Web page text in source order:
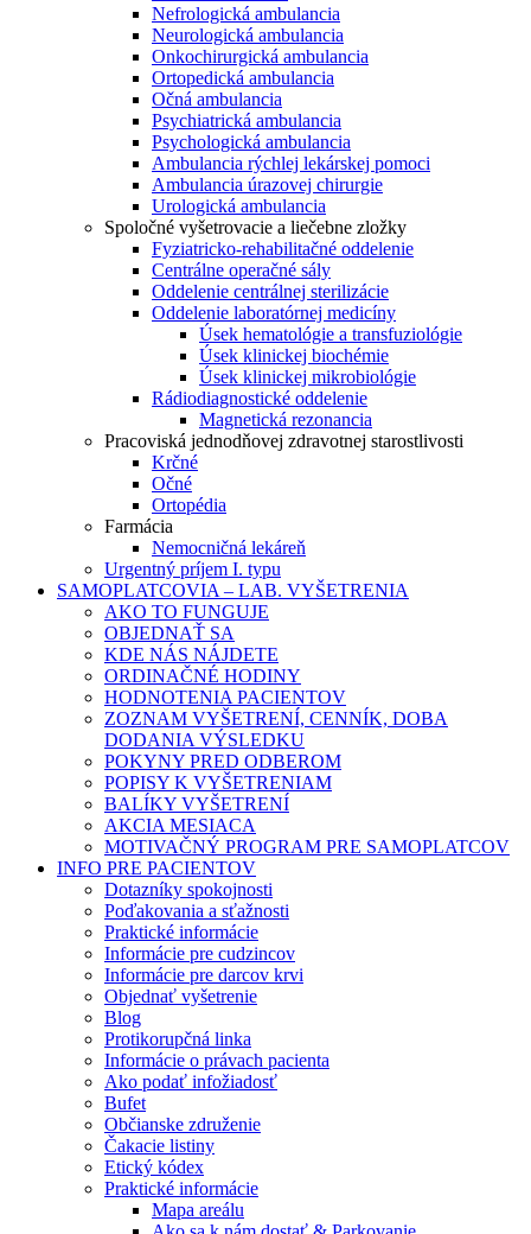
Nefrologická ambulancia
Neurologická ambulancia
Onkochirurgická ambulancia
Ortopedická ambulancia
Očná ambulancia
Psychiatrická ambulancia
Psychologická ambulancia
Ambulancia rýchlej lekárskej pomoci
Ambulancia úrazovej chirurgie
Urologická ambulancia
Spoločné vyšetrovacie a liečebne zložky
Fyziatricko-rehabilitačné oddelenie
Centrálne operačné sály
Oddelenie centrálnej sterilizácie
Oddelenie laboratórnej medicíny
Úsek hematológie a transfuziológie
Úsek klinickej biochémie
Úsek klinickej mikrobiológie
Rádiodiagnostické oddelenie
Magnetická rezonancia
Pracoviská jednodňovej zdravotnej starostlivosti
Krčné
Očné
Ortopédia
Farmácia
Nemocničná lekáreň
Urgentný príjem I. typu
SAMOPLATCOVIA – LAB. VYŠETRENIA
AKO TO FUNGUJE
OBJEDNAŤ SA
KDE NÁS NÁJDETE
ORDINAČNÉ HODINY
HODNOTENIA PACIENTOV
ZOZNAM VYŠETRENÍ, CENNÍK, DOBA
DODANIA VÝSLEDKU
POKYNY PRED ODBEROM
POPISY K VYŠETRENIAM
BALÍKY VYŠETRENÍ
AKCIA MESIACA
MOTIVAČNÝ PROGRAM PRE SAMOPLATCOV
INFO PRE PACIENTOV
Dotazníky spokojnosti
Poďakovania a sťažnosti
Praktické informácie
Informácie pre cudzincov
Informácie pre darcov krvi
Objednať vyšetrenie
Blog
Protikorupčná linka
Informácie o právach pacienta
Ako podať infožiadosť
Bufet
Občianske združenie
Čakacie listiny
Etický kódex
Praktické informácie
Mapa areálu